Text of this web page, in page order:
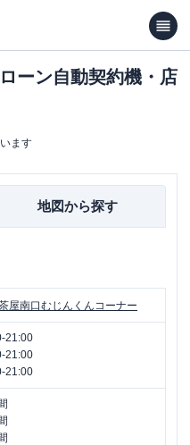
ーン自動契約機・店
ます
地図から探す
屋南口むじんくんコーナー
21:00
21:00
21:00